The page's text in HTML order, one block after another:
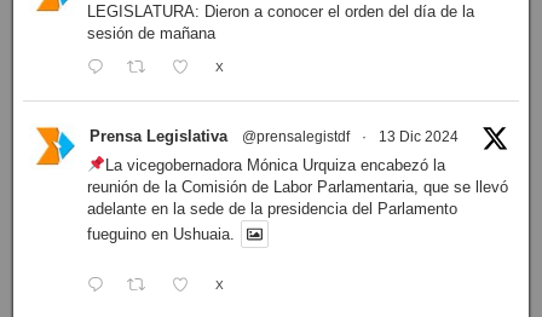
LEGISLATURA: Dieron a conocer el orden del día de la
sesión de mañana
X
Prensa Legislativa @prensalegistdf · 13 Dic 2024
La vicegobernadora Mónica Urquiza encabezó la
reunión de la Comisión de Labor Parlamentaria, que se llevó
adelante en la sede de la presidencia del Parlamento
fueguino en Ushuaia.
X